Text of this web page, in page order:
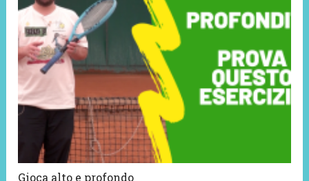
Gioca alto e profondo